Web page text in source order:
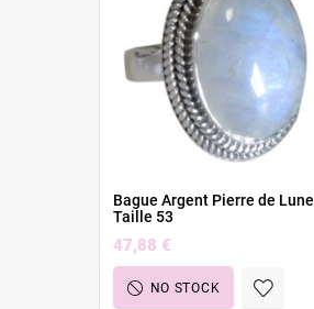
Bague Argent Pierre de Lune
Taille 53
47,88 €
NO STOCK